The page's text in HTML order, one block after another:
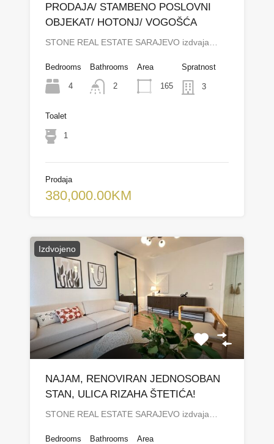
PRODAJA/ STAMBENO POSLOVNI
OBJEKAT/ HOTONJ/ VOGOŠĆA
STONE REAL ESTATE SARAJEVO izdvaja…
Bedrooms
4
Bathrooms
2
Area
165
Spratnost
3
Toalet
1
Prodaja
380,000.00KM
Izdvojeno
NAJAM, RENOVIRAN JEDNOSOBAN
STAN, ULICA RIZAHA ŠTETIĆA!
STONE REAL ESTATE SARAJEVO izdvaja…
Bedrooms Bathrooms Area